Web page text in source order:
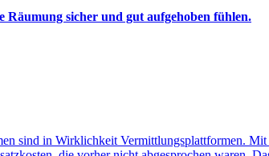
Räumung sicher und gut aufgehoben fühlen.
sind in Wirklichkeit Vermittlungsplattformen.